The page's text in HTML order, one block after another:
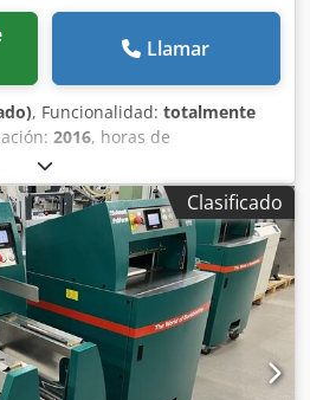
Llamar
, Funcionalidad: totalmente
2016, horas de
, * 11.500 horas de trabajo * Peso
del motor: 77 kW * Zapatas
Esfx Aidef * Acoplador rápido
Clasificado